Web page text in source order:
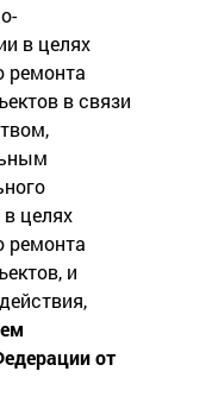
в целях
ремонта
в связи
целях
ремонта
и
от